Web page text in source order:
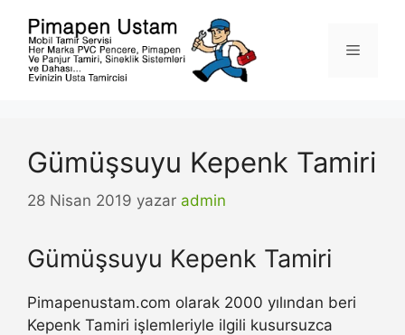
Menü
Gümüşsuyu Kepenk Tamiri
28 Nisan 2019 yazar admin
Gümüşsuyu Kepenk Tamiri
Pimapenustam.com olarak 2000 yılından beri
Kepenk Tamiri işlemleriyle ilgili kusursuzca